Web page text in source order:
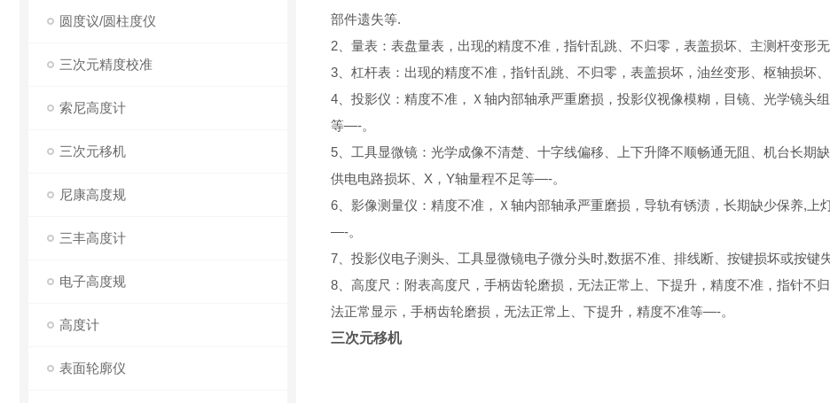
圆度议/圆柱度仪
三次元精度校准
索尼高度计
三次元移机
尼康高度规
三丰高度计
电子高度规
高度计
表面轮廓仪
部件遗失等.
2、量表：表盘量表，出现的精度不准，指针乱跳、不归零，表盖损坏、主测杆变形
3、杠杆表：出现的精度不准，指针乱跳、不归零，表盖损坏，油丝变形、枢轴损坏
4、投影仪：精度不准，Ｘ轴内部轴承严重磨损，投影仪视像模糊，目镜、光学镜头
等—-。
5、工具显微镜：光学成像不清楚、十字线偏移、上下升降不顺畅通无阻、机台长期
供电电路损坏、X，Y轴量程不足等—-。
6、影像测量仪：精度不准，Ｘ轴内部轴承严重磨损，导轨有锈渍，长期缺少保养,
—-。
7、投影仪电子测头、工具显微镜电子微分头时,数据不准、排线断、按键损坏或按键
8、高度尺：附表高度尺，手柄齿轮磨损，无法正常上、下提升，精度不准，指针
法正常显示，手柄齿轮磨损，无法正常上、下提升，精度不准等—-。
三次元移机